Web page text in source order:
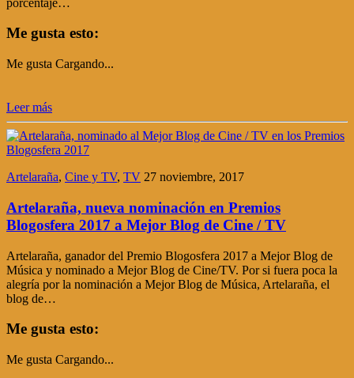
Me gusta esto:
Me gusta Cargando...
Leer más
Artelaraña, Cine y TV, TV 27 noviembre, 2017
Artelaraña, nueva nominación en Premios
Blogosfera 2017 a Mejor Blog de Cine / TV
Artelaraña, ganador del Premio Blogosfera 2017 a Mejor Blog de
Música y nominado a Mejor Blog de Cine/TV. Por si fuera poca la
alegría por la nominación a Mejor Blog de Música, Artelaraña, el
blog de…
Me gusta esto:
Me gusta Cargando...